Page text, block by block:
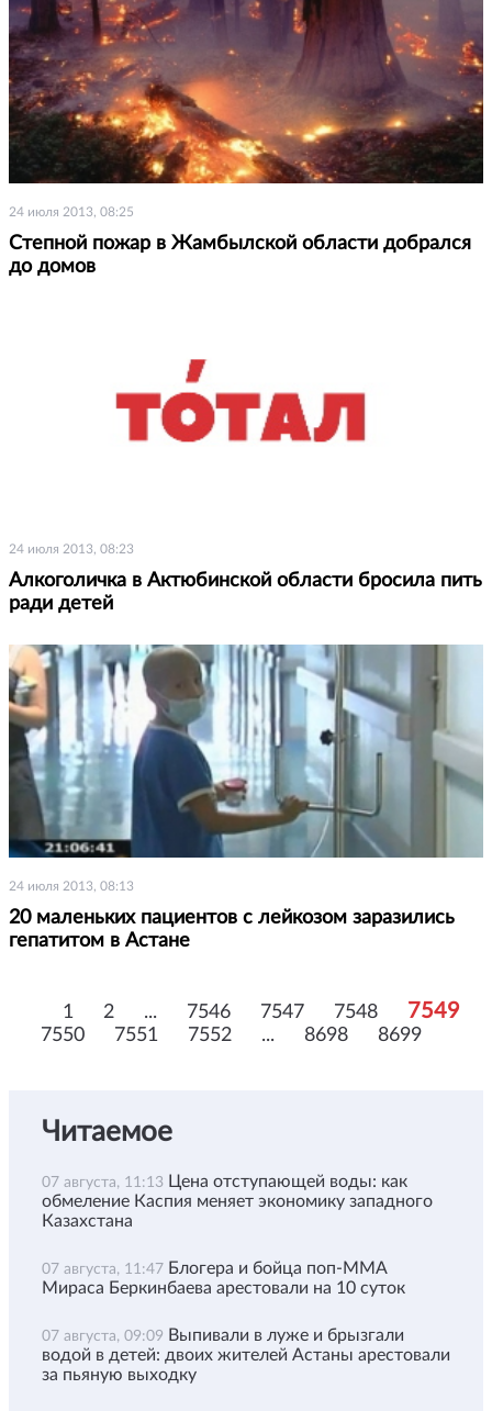
24 июля 2013, 08:25
Степной пожар в Жамбылской области добрался
до домов
24 июля 2013, 08:23
Алкоголичка в Актюбинской области бросила пить
ради детей
24 июля 2013, 08:13
20 маленьких пациентов с лейкозом заразились
гепатитом в Астане
1 2 ... 7546 7547 7548 7549
7550 7551 7552 ... 8698 8699
Читаемое
07 августа, 11:13 Цена отступающей воды: как
обмеление Каспия меняет экономику западного
Казахстана
07 августа, 11:47 Блогера и бойца поп-ММА
Мираса Беркинбаева арестовали на 10 суток
07 августа, 09:09 Выпивали в луже и брызгали
водой в детей: двоих жителей Астаны арестовали
за пьяную выходку